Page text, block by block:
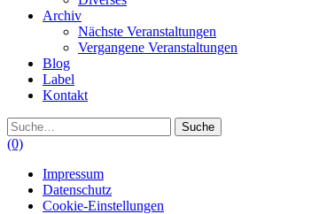
Archiv
Nächste Veranstaltungen
Vergangene Veranstaltungen
Blog
Label
Kontakt
Suche
(0)
Impressum
Datenschutz
Cookie-Einstellungen